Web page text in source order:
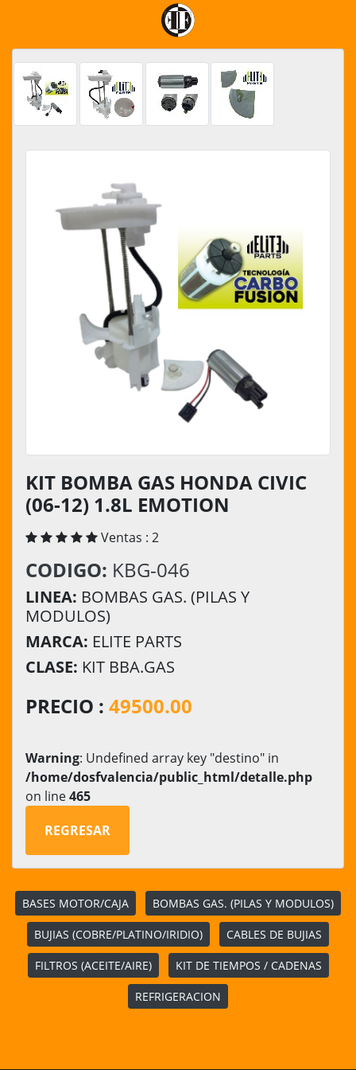
KIT BOMBA GAS HONDA CIVIC
(06-12) 1.8L EMOTION
Ventas : 2
CODIGO: KBG-046
LINEA: BOMBAS GAS. (PILAS Y
MODULOS)
MARCA: ELITE PARTS
CLASE: KIT BBA.GAS
PRECIO : 49500.00
Warning: Undefined array key "destino" in
/home/dosfvalencia/public_html/detalle.php
on line465
REGRESAR
BASES MOTOR/CAJA BOMBAS GAS. (PILAS Y MODULOS)
BUJIAS (COBRE/PLATINO/IRIDIO) CABLES DE BUJIAS
FILTROS (ACEITE/AIRE) KIT DE TIEMPOS / CADENAS
REFRIGERACION